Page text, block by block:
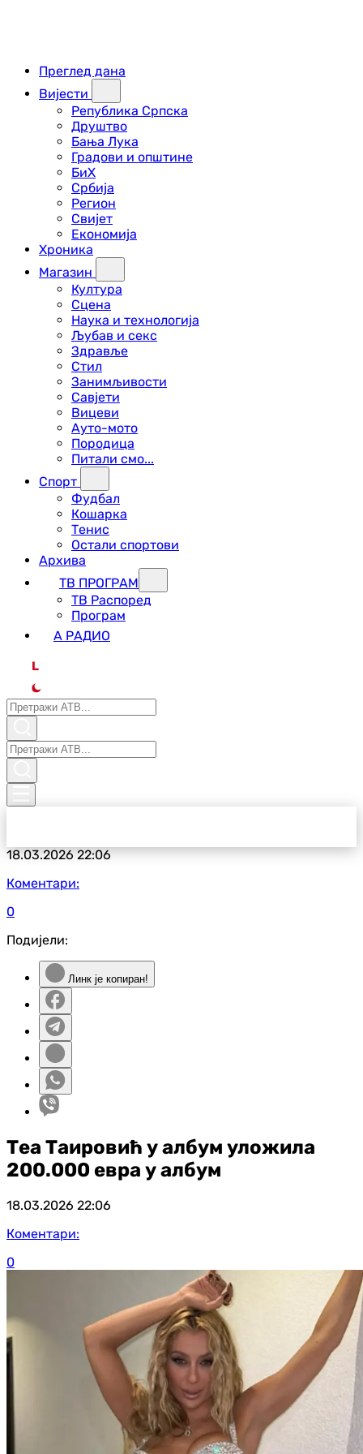
Преглед дана
Вијести
Република Српска
Друштво
Бања Лука
Градови и општине
БиХ
Србија
Регион
Свијет
Економија
Хроника
Магазин
Култура
Сцена
Наука и технологија
Љубав и секс
Здравље
Стил
Занимљивости
Савјети
Вицеви
Ауто-мото
Породица
Питали смо...
Спорт
Фудбал
Кошарка
Тенис
Остали спортови
Архива
ТВ ПРОГРАМ
ТВ Распоред
Програм
А РАДИО
L
18.03.202622:06
Коментари:
0
Подијели:
Линк је копиран!
Теа Таировић у албум уложила
200.000 евра у албум
18.03.2026 22:06
Коментари:
0